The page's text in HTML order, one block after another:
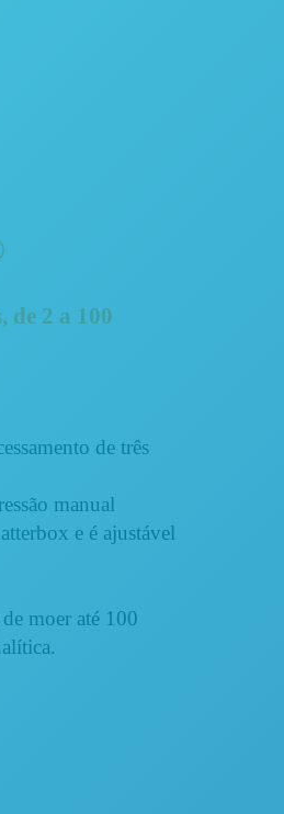
de 2 a 100
de três
manual
e é ajustável
moer até 100